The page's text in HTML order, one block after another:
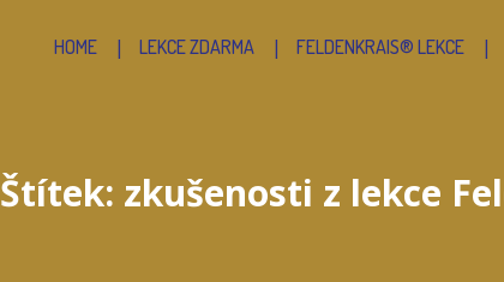
HOME LEKCE ZDARMA FELDENKRAIS® LEKCE
Štítek: zkušenosti z lekce